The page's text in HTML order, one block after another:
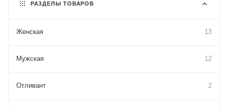
РАЗДЕЛЫ ТОВАРОВ
Женская 13
Мужская 12
Отливант 2